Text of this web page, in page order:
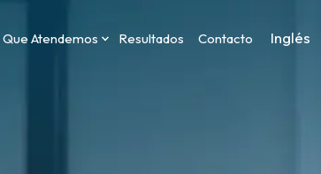
Atendemos Resultados Contacto Inglés